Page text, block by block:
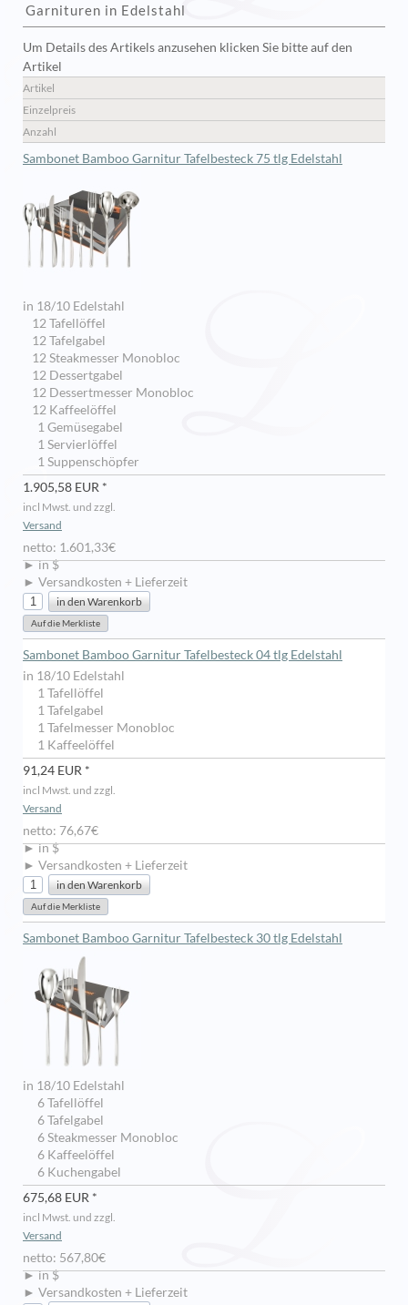
Garnituren in Edelstahl
Um Details des Artikels anzusehen klicken Sie bitte auf den
Artikel
Artikel
Einzelpreis
Anzahl
Sambonet Bamboo Garnitur Tafelbesteck 75 tlg Edelstahl
in 18/10 Edelstahl
12 Tafellöffel
12 Tafelgabel
12 Steakmesser Monobloc
12 Dessertgabel
12 Dessertmesser Monobloc
12 Kaffeelöffel
1 Gemüsegabel
1 Servierlöffel
1 Suppenschöpfer
1.905,58 EUR *
incl Mwst. und zzgl.
Versand
netto: 1.601,33€
► in $
► Versandkosten + Lieferzeit
Sambonet Bamboo Garnitur Tafelbesteck 04 tlg Edelstahl
in 18/10 Edelstahl
1 Tafellöffel
1 Tafelgabel
1 Tafelmesser Monobloc
1 Kaffeelöffel
91,24 EUR *
incl Mwst. und zzgl.
Versand
netto: 76,67€
► in $
► Versandkosten + Lieferzeit
Sambonet Bamboo Garnitur Tafelbesteck 30 tlg Edelstahl
in 18/10 Edelstahl
6 Tafellöffel
6 Tafelgabel
6 Steakmesser Monobloc
6 Kaffeelöffel
6 Kuchengabel
675,68 EUR *
incl Mwst. und zzgl.
Versand
netto: 567,80€
► in $
► Versandkosten + Lieferzeit